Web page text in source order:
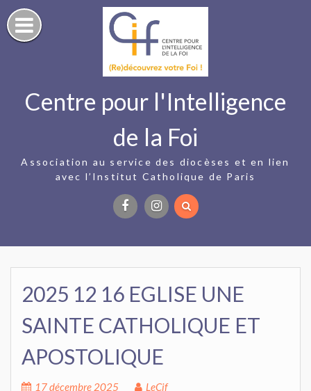
Skip
to
content
Centre pour l'Intelligence
de la Foi
Association au service des diocèses et en lien
avec l’Institut Catholique de Paris
2025 12 16 EGLISE UNE
SAINTE CATHOLIQUE ET
APOSTOLIQUE
17 décembre 2025 LeCif